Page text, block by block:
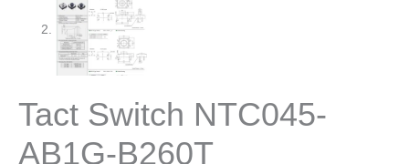
Tact Switch NTC045-
AB1G-B260T